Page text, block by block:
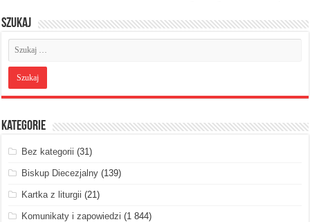
Szukaj
Kategorie
Bez kategorii (31)
Biskup Diecezjalny (139)
Kartka z liturgii (21)
Komunikaty i zapowiedzi (1 844)